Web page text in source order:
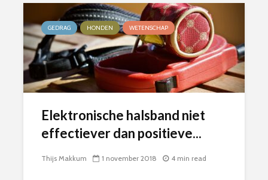
GEDRAG HONDEN WETENSCHAP
Elektronische halsband niet
effectiever dan positieve...
Thijs Makkum 1 november 2018 4 min read